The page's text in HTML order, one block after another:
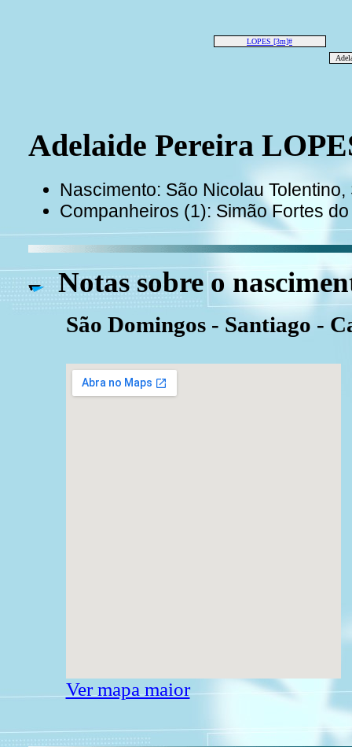
LOPES [3m]#
Adelaide Pereira
Nascimento: São Nicolau
Companheiros (1): Simão Fortes
Notas sobre o
São Domingos - Santiago -
Ver mapa maior